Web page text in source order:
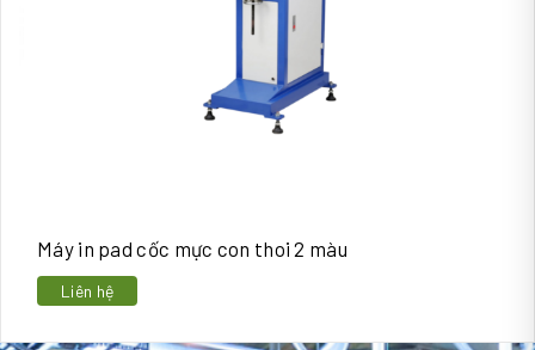
Máy in pad cốc mực con thoi 2 màu
Liên hệ